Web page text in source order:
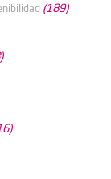
(189)